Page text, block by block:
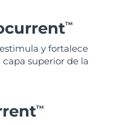
TM
y fortalece
superior de la
TM